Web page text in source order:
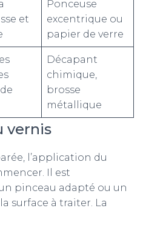
et
Ponceuse
excentrique ou
papier de verre
Décapant
chimique,
brosse
métallique
vernis
l’application du
Il est
pinceau adapté ou un
surface à traiter. La